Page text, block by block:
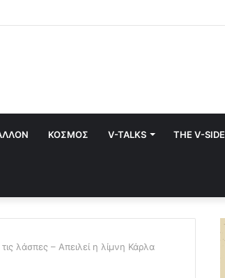
εκδηλώσεις του Δήμου
ΚΟΣΜΟΣ V-TALKS THE V-SIDE
λάσπες – Απειλεί η λίμνη Κάρλα